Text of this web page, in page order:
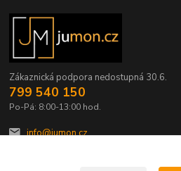
Zákaznická podpora nedostupná 30.6.
799 540 150
Po-Pá: 8:00-13:00 hod.
info@jumon.cz